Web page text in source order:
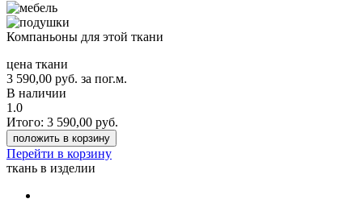
Компаньоны для этой ткани
цена ткани
3 590,00 руб. за пог.м.
В наличии
1.0
Итого: 3 590,00 руб.
положить в корзину
Перейти в корзину
ткань в изделии